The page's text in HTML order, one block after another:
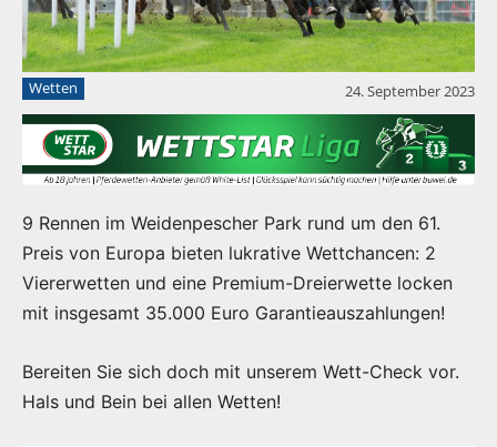
Wetten 24. September 2023
9 Rennen im Weidenpescher Park rund um den 61.
Preis von Europa bieten lukrative Wettchancen: 2
Viererwetten und eine Premium-Dreierwette locken
mit insgesamt 35.000 Euro Garantieauszahlungen!
Bereiten Sie sich doch mit unserem Wett-Check vor.
Hals und Bein bei allen Wetten!